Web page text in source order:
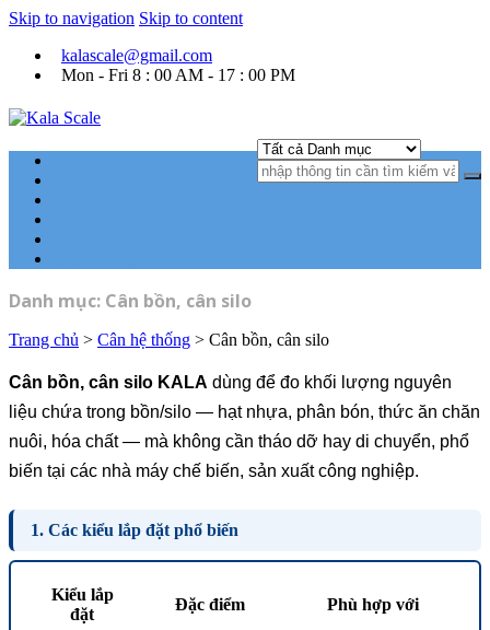
Skip to navigation Skip to content
kalascale@gmail.com
Mon - Fri 8 : 00 AM - 17 : 00 PM
Kala Scale
Kỹ thuật tự động hóa Ngành cân điện tử.
Danh mục: Cân bồn, cân silo
Trang chủ > Cân hệ thống > Cân bồn, cân silo
Cân bồn, cân silo KALA dùng để đo khối lượng nguyên
liệu chứa trong bồn/silo — hạt nhựa, phân bón, thức ăn chăn
nuôi, hóa chất — mà không cần tháo dỡ hay di chuyển, phổ
biến tại các nhà máy chế biến, sản xuất công nghiệp.
1. Các kiểu lắp đặt phổ biến
Kiểu lắp
đặt
Đặc điểm Phù hợp với